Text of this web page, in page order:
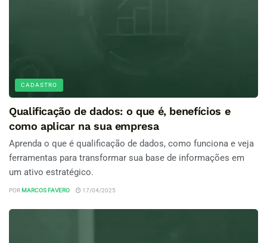
CADASTRO
Qualificação de dados: o que é, benefícios e
como aplicar na sua empresa
Aprenda o que é qualificação de dados, como funciona e veja
ferramentas para transformar sua base de informações em
um ativo estratégico.
POR MARCOS FAVERO 17/04/2025